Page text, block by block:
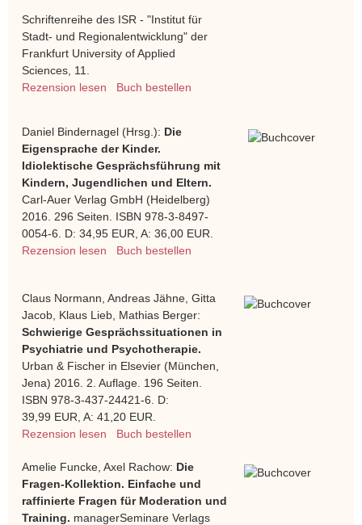
Schriftenreihe des ISR - "Institut für
Stadt- und Regionalentwicklung" der
Frankfurt University of Applied
Sciences, 11.
Rezension lesen
Buch bestellen
Daniel Bindernagel (Hrsg.): Die
Eigensprache der Kinder.
Idiolektische Gesprächsführung mit
Kindern, Jugendlichen und Eltern.
Carl-Auer Verlag GmbH (Heidelberg)
2016. 296 Seiten. ISBN 978-3-8497-
0054-6. D: 34,95 EUR, A: 36,00 EUR.
Rezension lesen
Buch bestellen
Claus Normann, Andreas Jähne, Gitta
Jacob, Klaus Lieb, Mathias Berger:
Schwierige Gesprächssituationen in
Psychiatrie und Psychotherapie.
Urban & Fischer in Elsevier (München,
Jena) 2016. 2. Auflage. 196 Seiten.
ISBN 978-3-437-24421-6. D:
39,99 EUR, A: 41,20 EUR.
Rezension lesen
Buch bestellen
Amelie Funcke, Axel Rachow: Die
Fragen-Kollektion. Einfache und
raffinierte Fragen für Moderation und
Training. managerSeminare Verlags